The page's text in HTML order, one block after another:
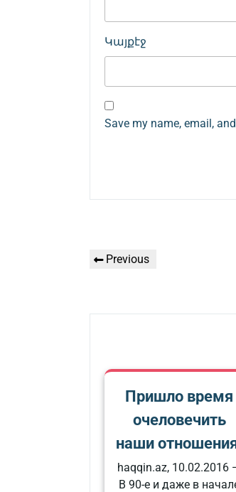
Կայքէջ
Save my name, email,
Previous
Previous
Пришло время
очеловечить
наши
haqqin.az, 10.02.2016
В 90-е и даже в